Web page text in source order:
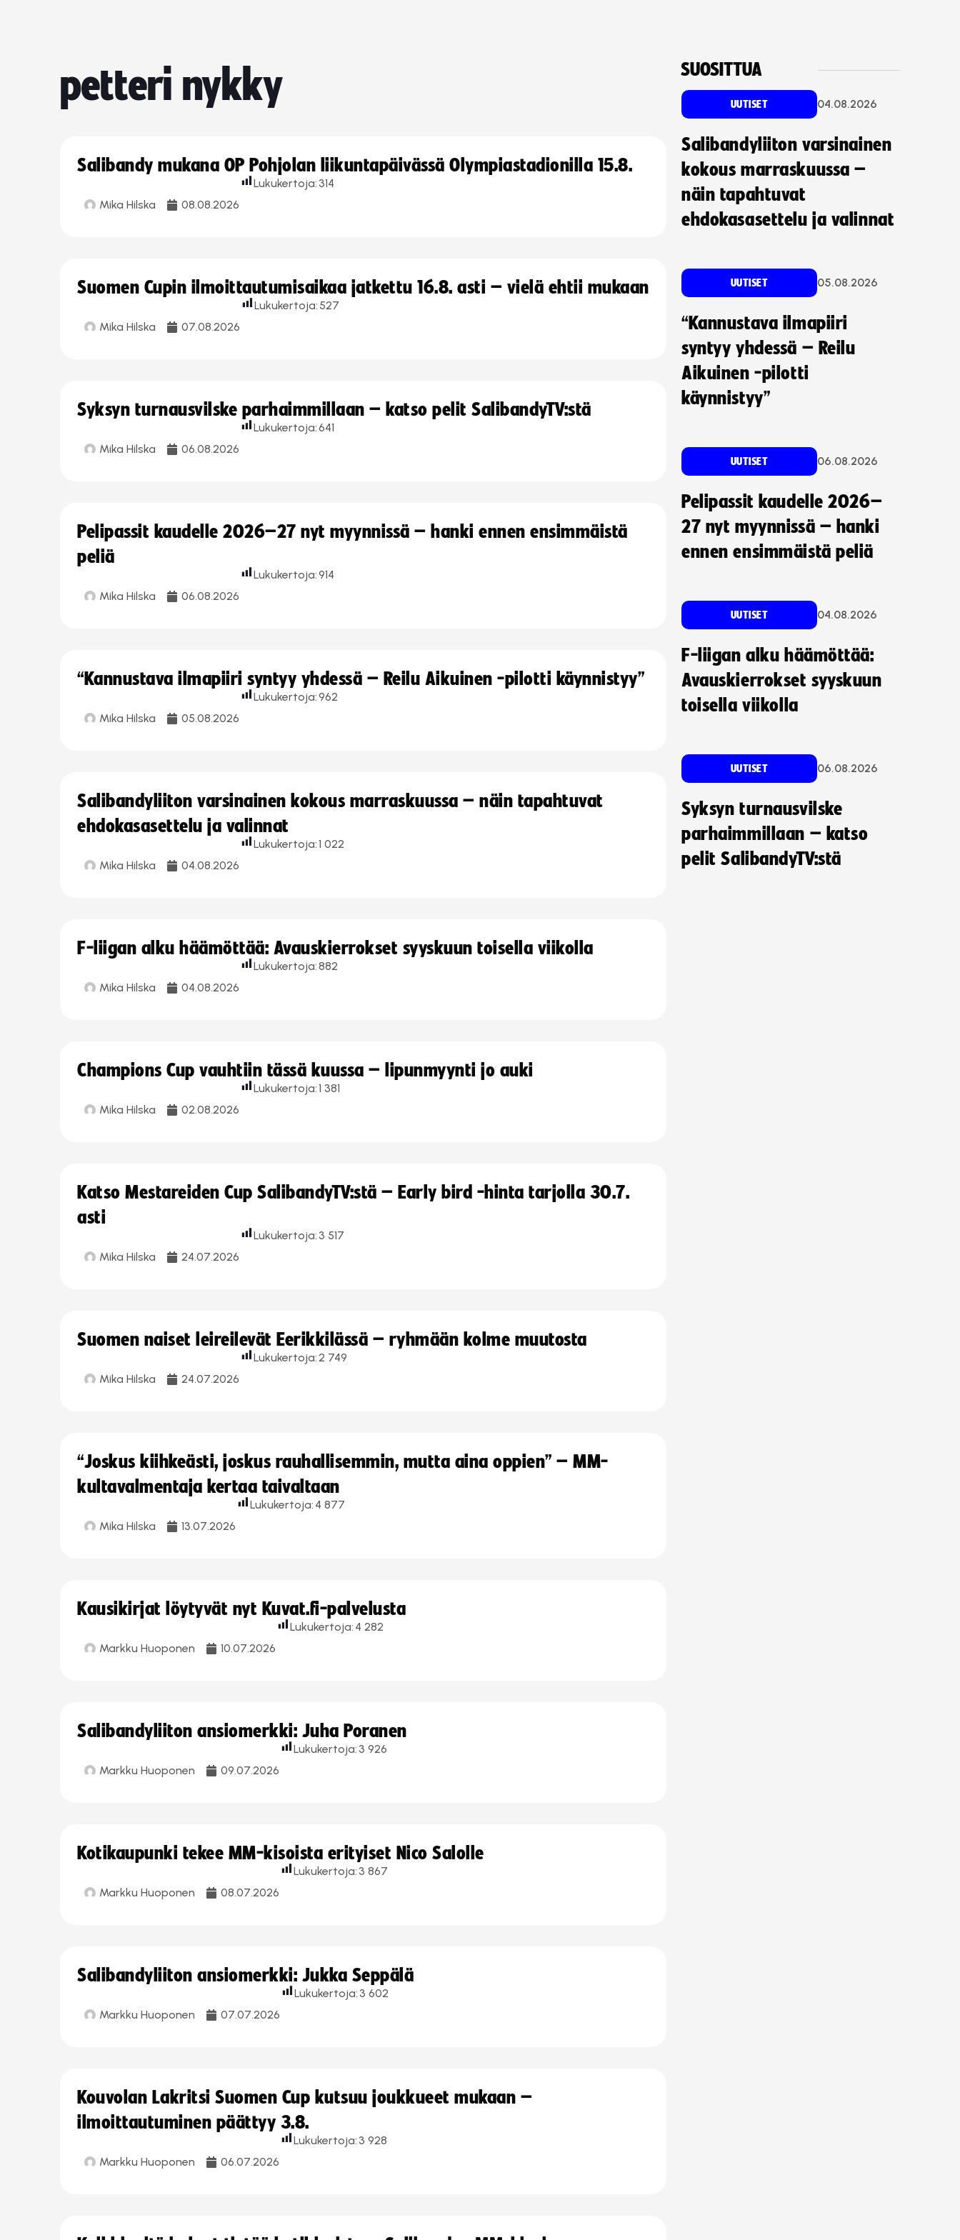
petteri nykky
Salibandy mukana OP Pohjolan liikuntapäivässä Olympiastadionilla 15.8.
Mika Hilska 08.08.2026
Lukukertoja: 314
Suomen Cupin ilmoittautumisaikaa jatkettu 16.8. asti – vielä ehtii mukaan
Mika Hilska 07.08.2026
Lukukertoja: 527
Syksyn turnausvilske parhaimmillaan – katso pelit SalibandyTV:stä
Mika Hilska 06.08.2026
Lukukertoja:641
Pelipassit kaudelle 2026–27 nyt myynnissä – hanki ennen ensimmäistä
peliä
Mika Hilska 06.08.2026
Lukukertoja:914
“Kannustava ilmapiiri syntyy yhdessä – Reilu Aikuinen -pilotti käynnistyy”
Mika Hilska 05.08.2026
Lukukertoja:962
Salibandyliiton varsinainen kokous marraskuussa – näin tapahtuvat
ehdokasasettelu ja valinnat
Mika Hilska 04.08.2026
Lukukertoja:1 022
F-liigan alku häämöttää: Avauskierrokset syyskuun toisella viikolla
Mika Hilska 04.08.2026
Lukukertoja:882
Champions Cup vauhtiin tässä kuussa – lipunmyynti jo auki
Mika Hilska 02.08.2026
Lukukertoja:1 381
Katso Mestareiden Cup SalibandyTV:stä – Early bird -hinta tarjolla 30.7.
asti
Mika Hilska 24.07.2026
Lukukertoja: 3 517
Suomen naiset leireilevät Eerikkilässä – ryhmään kolme muutosta
Mika Hilska 24.07.2026
Lukukertoja:2 749
“Joskus kiihkeästi, joskus rauhallisemmin, mutta aina oppien” – MM-
kultavalmentaja kertaa taivaltaan
Mika Hilska 13.07.2026
Lukukertoja: 4 877
Kausikirjat löytyvät nyt Kuvat.fi-palvelusta
Markku Huoponen 10.07.2026
Lukukertoja: 4 282
Salibandyliiton ansiomerkki: Juha Poranen
Markku Huoponen 09.07.2026
Lukukertoja: 3 926
Kotikaupunki tekee MM-kisoista erityiset Nico Salolle
Markku Huoponen 08.07.2026
Lukukertoja: 3 867
Salibandyliiton ansiomerkki: Jukka Seppälä
Markku Huoponen 07.07.2026
Lukukertoja: 3 602
Kouvolan Lakritsi Suomen Cup kutsuu joukkueet mukaan –
ilmoittautuminen päättyy 3.8.
Markku Huoponen 06.07.2026
Lukukertoja: 3 928
SUOSITTUA
UUTISET 04.08.2026
Salibandyliiton varsinainen
kokous marraskuussa –
näin tapahtuvat
ehdokasasettelu ja valinnat
UUTISET 05.08.2026
“Kannustava ilmapiiri
syntyy yhdessä – Reilu
Aikuinen -pilotti
käynnistyy”
UUTISET 06.08.2026
Pelipassit kaudelle 2026–
27 nyt myynnissä – hanki
ennen ensimmäistä peliä
UUTISET 04.08.2026
F-liigan alku häämöttää:
Avauskierrokset syyskuun
toisella viikolla
UUTISET 06.08.2026
Syksyn turnausvilske
parhaimmillaan – katso
pelit SalibandyTV:stä